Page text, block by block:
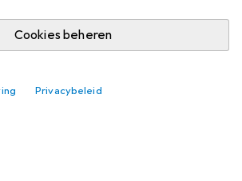
Cookies beheren
Privacybeleid